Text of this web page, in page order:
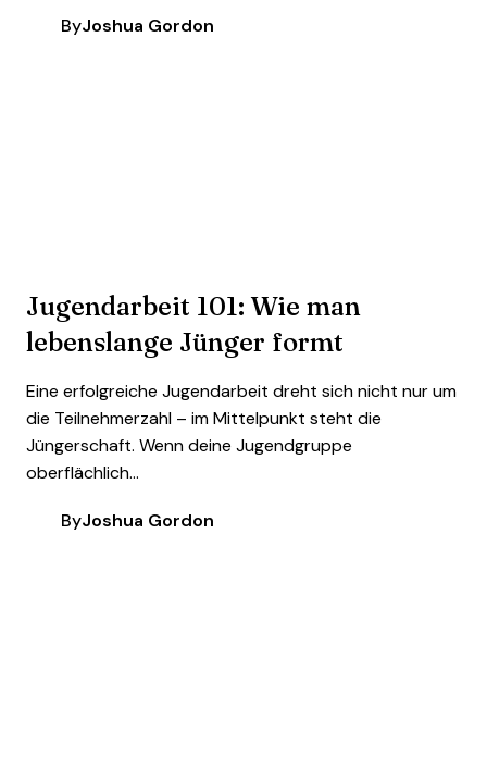
ByJoshua Gordon
Jugendarbeit 101: Wie man
lebenslange Jünger formt
Eine erfolgreiche Jugendarbeit dreht sich nicht nur um
die Teilnehmerzahl – im Mittelpunkt steht die
Jüngerschaft. Wenn deine Jugendgruppe
oberflächlich...
ByJoshua Gordon